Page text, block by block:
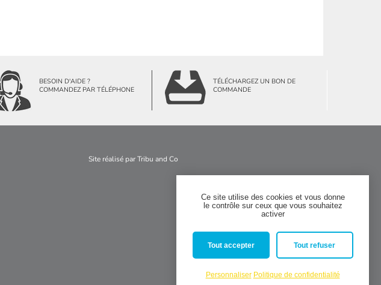
BESOIN D'AIDE ?
COMMANDEZ PAR TÉLÉPHONE
TÉLÉCHARGEZ UN BON DE
COMMANDE
 
Site réalisé parTribu and Co
Ce site utilise des cookies et vous donne
le contrôle sur ceux que vous souhaitez
activer
Tout accepter Tout refuser
Personnaliser Politique de confidentialité